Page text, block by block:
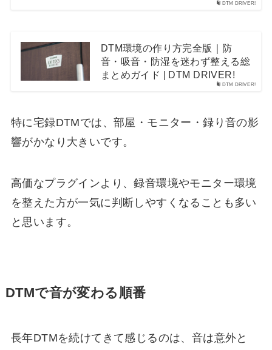
DTM DRIVER!
DTM DRIVER!
DTM環境の作り方完全版｜防
音・吸音・防湿を迷わず整える総
まとめガイド | DTM DRIVER!
特に宅録DTMでは、部屋・モニター・録り音の影
響がかなり大きいです。
高価なプラグインより、録音環境やモニター環境
を整えた方が一気に判断しやすくなることも多い
と思います。
DTMで音が変わる順番
長年DTMを続けてきて感じるのは、音は意外と